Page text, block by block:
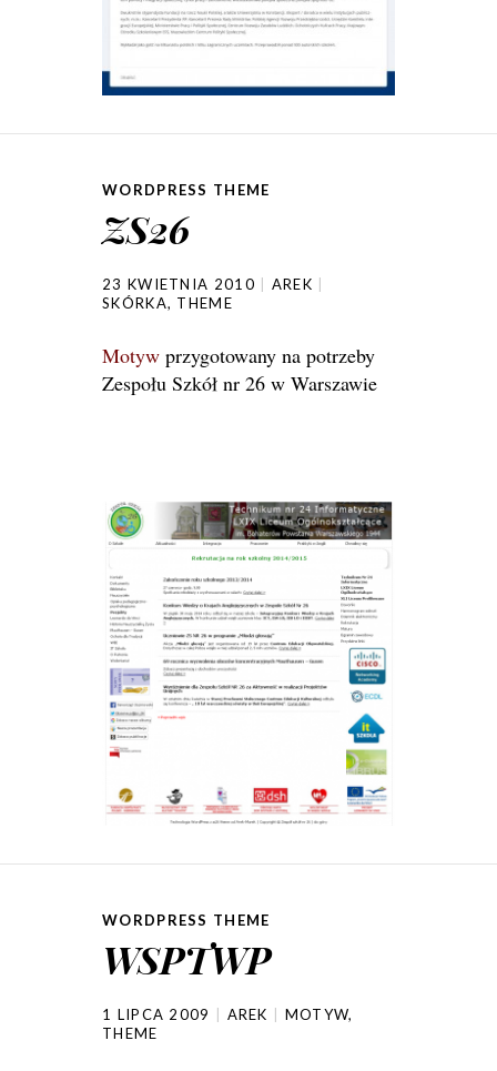
WORDPRESS THEME
ZS26
23 KWIETNIA 2010
AREK
SKÓRKA, THEME
Motyw przygotowany na potrzeby
Zespołu Szkół nr 26 w Warszawie
WORDPRESS THEME
WSPTWP
1 LIPCA 2009 AREK MOTYW,
THEME